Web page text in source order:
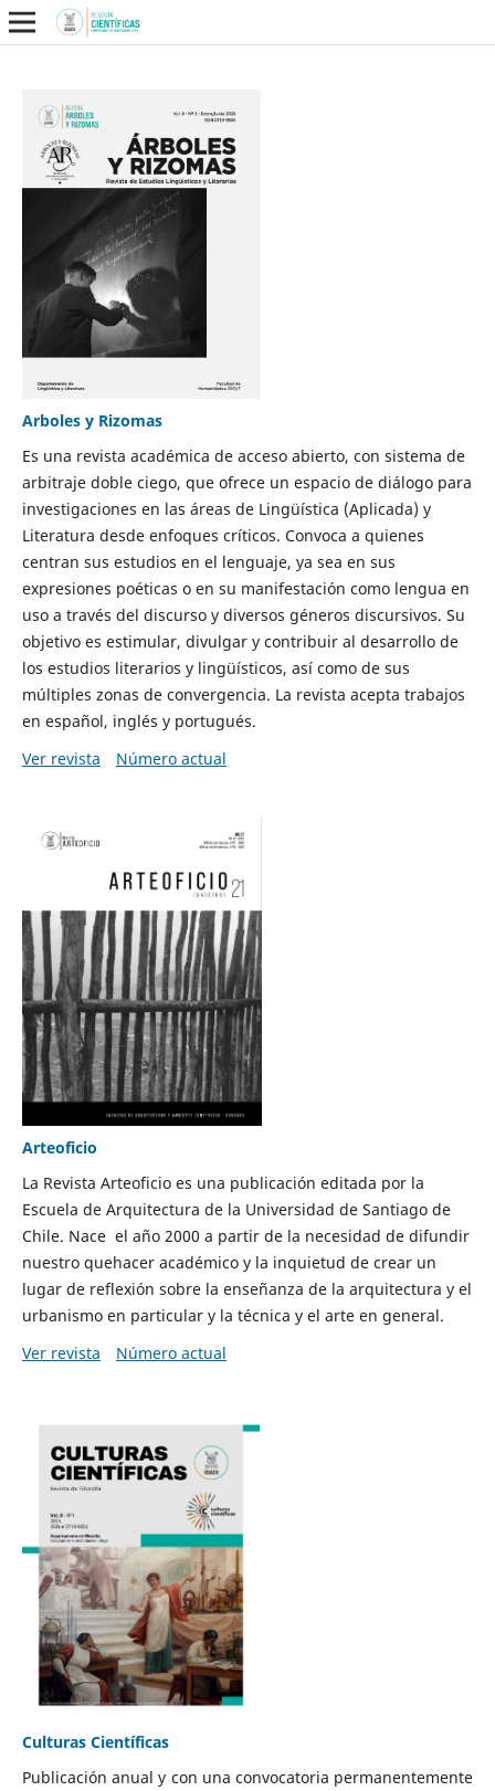
Arboles y Rizomas
Es una revista académica de acceso abierto, con sistema de
arbitraje doble ciego, que ofrece un espacio de diálogo para
investigaciones en las áreas de Lingüística (Aplicada) y
Literatura desde enfoques críticos. Convoca a quienes
centran sus estudios en el lenguaje, ya sea en sus
expresiones poéticas o en su manifestación como lengua en
uso a través del discurso y diversos géneros discursivos. Su
objetivo es estimular, divulgar y contribuir al desarrollo de
los estudios literarios y lingüísticos, así como de sus
múltiples zonas de convergencia. La revista acepta trabajos
en español, inglés y portugués.
Ver revista
Número actual
Arteoficio
La Revista Arteoficio es una publicación editada por la
Escuela de Arquitectura de la Universidad de Santiago de
Chile. Nace el año 2000 a partir de la necesidad de difundir
nuestro quehacer académico y la inquietud de crear un
lugar de reflexión sobre la enseñanza de la arquitectura y el
urbanismo en particular y la técnica y el arte en general.
Ver revista
Número actual
Culturas Científicas
Publicación anual y con una convocatoria permanentemente